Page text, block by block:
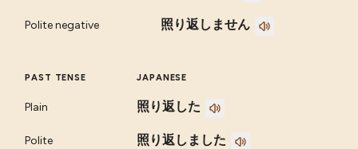
Polite negative 照り返しません
PAST TENSE JAPANESE
Plain 照り返した
Polite 照り返しました